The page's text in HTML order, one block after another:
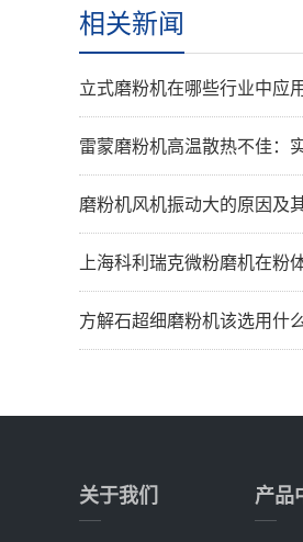
相关新闻
立式磨粉机在哪些行业中应
雷蒙磨粉机高温散热不佳：
磨粉机风机振动大的原因及
上海科利瑞克微粉磨机在粉
方解石超细磨粉机该选用什
关于我们 产品